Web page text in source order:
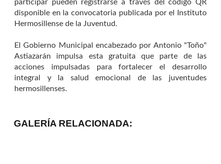
participar pueden registrarse a través del código QR
disponible en la convocatoria publicada por el Instituto
Hermosillense de la Juventud.
El Gobierno Municipal encabezado por Antonio "Toño"
Astiazarán impulsa esta gratuita que parte de las
acciones impulsadas para fortalecer el desarrollo
integral y la salud emocional de las juventudes
hermosillenses.
GALERÍA RELACIONADA: